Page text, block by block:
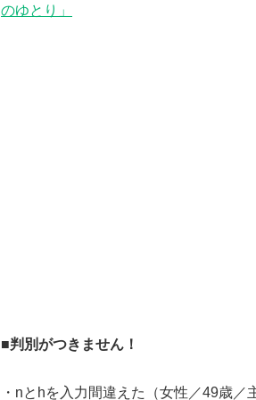
のゆとり」
■判別がつきません！
・nとhを入力間違えた（女性／49歳／